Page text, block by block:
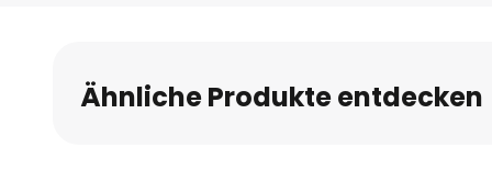
Bildgalerie
springen
Ähnliche Produkte entdecken